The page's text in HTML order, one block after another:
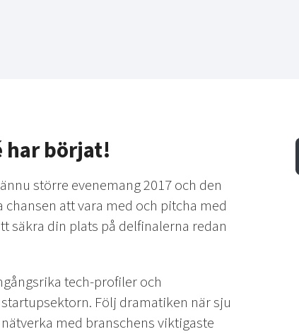
har börjat!
större evenemang 2017 och den
att vara med och pitcha med
säkra din plats på delfinalerna redan
tech-profiler och
Följ dramatiken när sju
med branschens viktigaste